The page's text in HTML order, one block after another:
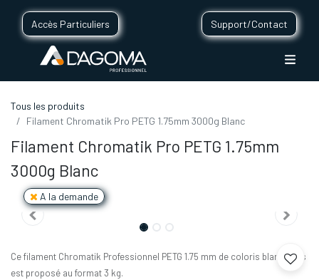
Accès Particuliers Support/Contact
Tous les produits
Filament Chromatik Pro PETG 1.75mm 3000g Blanc
Filament Chromatik Pro PETG 1.75mm
3000g Blanc
A la demande
Ce filament Chromatik Professionnel PETG 1.75 mm de coloris blanc vous
est proposé au format 3 kg.